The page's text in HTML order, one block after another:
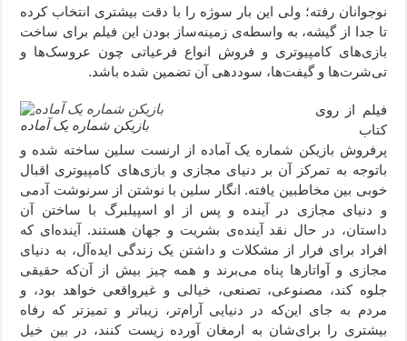
نوجوانان رفته؛ ولی این بار سوژه را با دقت بیشتری انتخاب کرده
تا جدا از گیشه، به واسطه‌ی زمینه‌ساز بودن این فیلم برای ساخت
بازی‌های کامپیوتری و فروش انواع فرعیاتی چون عروسک‌ها و
تی‌شرت‌ها و گیفت‌ها، سوددهی آن تضمین شده باشد.
بازیکن شماره یک آماده
فیلم از روی
کتاب
پرفروش بازیکن شماره یک آماده از ارنست سلین ساخته شده و
باتوجه به تمرکز آن بر دنیای مجازی و بازی‌های کامپیوتری اقبال
خوبی بین مخاطبین یافته. انگار سلین با نوشتن از سرنوشت آدمی
و دنیای مجازی در آینده و پس از او اسپیلبرگ با ساختن آن
داستان، در حال نقد آینده‌ی بشریت و جهان هستند. آینده‌ای که
افراد برای فرار از مشکلات و داشتن یک زندگی ایده‌آل، به دنیای
مجازی و آواتارها پناه می‌برند و همه چیز بیش از آن‌که حقیقی
جلوه کند، مصنوعی، تصنعی، خیالی و غیرواقعی خواهد بود، و
مردم به جای این‌که در دنیایی آرام‌تر، زیباتر و تمیزتر که رفاه
بیشتری را برای‌شان به ارمغان آورده زیست کنند، در بین خیل